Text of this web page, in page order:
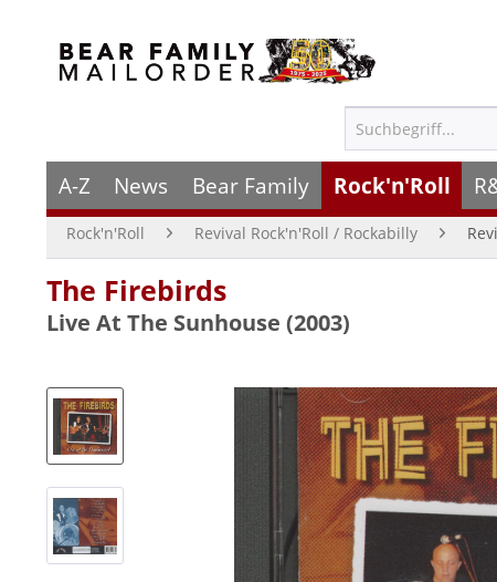
A-Z News Bear Family Rock'n'Roll
Rock'n'Roll Revival Rock'n'Roll / Rockabilly
The Firebirds
Live At The Sunhouse (2003)